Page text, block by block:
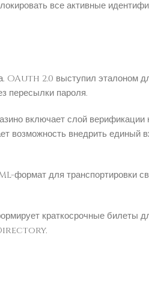
все активные
OAuth 2.0 выступил эталоном
пересылки пароля.
включает слой верификации
возможность внедрить единый
формат для транспортировки
краткосрочные билеты
Directory.